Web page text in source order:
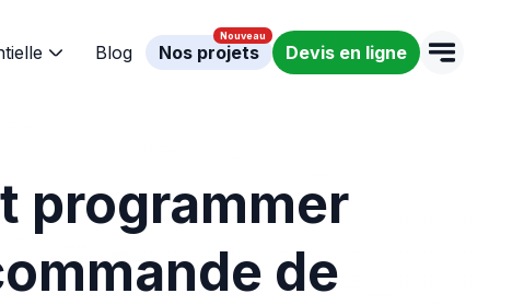
Blog Nos projets Devis en ligne
programmer
de